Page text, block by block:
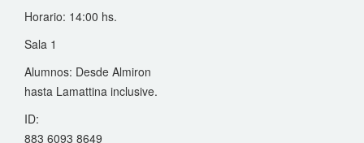
Horario: 14:00 hs.
Sala 1
Alumnos: Desde Almiron
hasta Lamattina inclusive.
ID:
883 6093 8649